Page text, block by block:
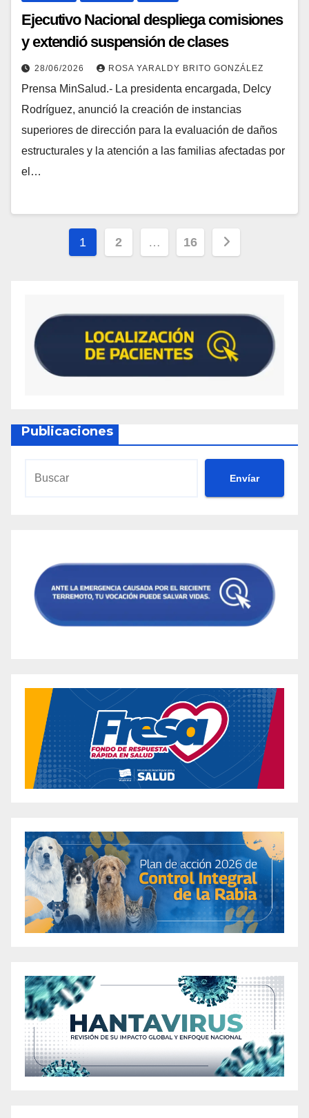
Ejecutivo Nacional despliega comisiones
y extendió suspensión de clases
28/06/2026 ROSA YARALDY BRITO GONZÁLEZ
Prensa MinSalud.- La presidenta encargada, Delcy
Rodríguez, anunció la creación de instancias
superiores de dirección para la evaluación de daños
estructurales y la atención a las familias afectadas por
el…
1 2 … 16
Publicaciones
Envíar